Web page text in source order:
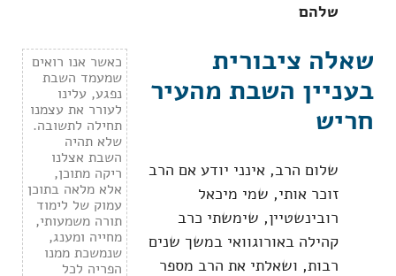
שלהם
כאשר אנו רואים
שמעמד השבת
נפגע, עלינו
לעורר את עצמנו
תחילה לתשובה.
שלא תהיה
השבת אצלנו
ריקה מתוכן,
אלא מלאה בתוכן
עמוק של לימוד
תורה משמעותי,
מחייה ומענג,
שנמשכת ממנו
הפריה לכל
שאלה ציבורית
בעניין השבת מהעיר
חריש
שלום הרב, אינני יודע אם הרב
זוכר אותי, שמי מיכאל
רובינשטיין, שימשתי כרב
קהילה באורוגוואי במשך שנים
רבות, ושאלתי את הרב מספר